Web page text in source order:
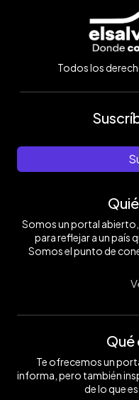
Todos los
Somos un portal
para reflejar a un país
Somos el punto de
Te ofrecemos un
informa, pero también
de lo que